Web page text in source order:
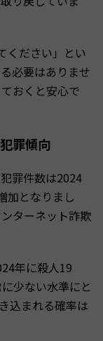
ください」とい
必要はありませ
おくと安心で
罪傾向
罪件数は2024
加となりまし
ターネット詐欺
年に殺人19
少ない水準にと
込まれる確率は